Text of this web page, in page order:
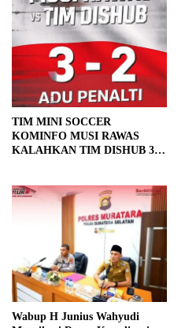
TIM MINI SOCCER
KOMINFO MUSI RAWAS
KALAHKAN TIM DISHUB 3-2
Wabup H Junius Wahyudi